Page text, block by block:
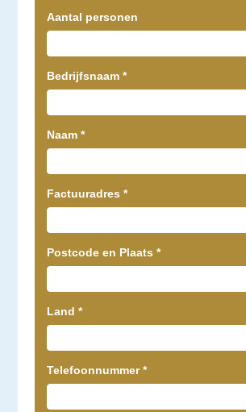
Aantal personen
Bedrijfsnaam *
Naam *
Factuuradres *
Postcode en Plaats *
Land *
Telefoonnummer*